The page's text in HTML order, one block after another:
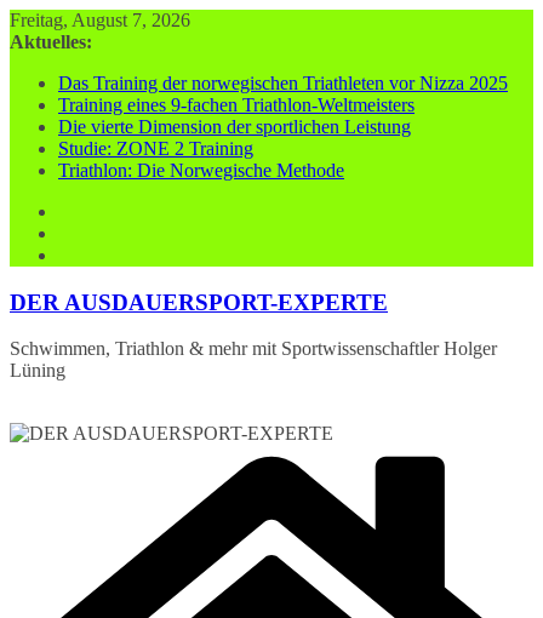
Zum
Inhalt
Freitag, August 7, 2026
Aktuelles:
Das Training der norwegischen Triathleten vor Nizza 2025
Training eines 9-fachen Triathlon-Weltmeisters
Die vierte Dimension der sportlichen Leistung
Studie: ZONE 2 Training
Triathlon: Die Norwegische Methode
DER AUSDAUERSPORT-EXPERTE
Schwimmen, Triathlon & mehr mit Sportwissenschaftler Holger
Lüning